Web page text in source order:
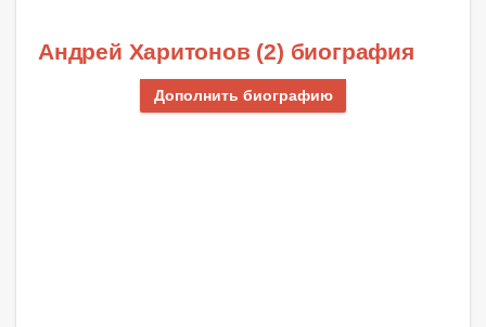
Андрей Харитонов (2) биография
Дополнить биографию